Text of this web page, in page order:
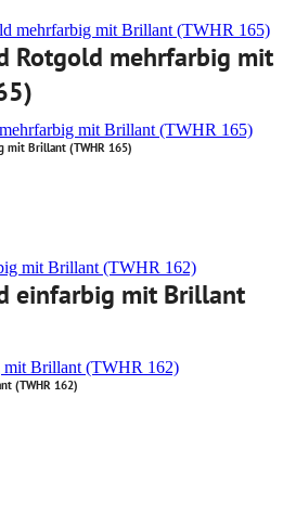
Rotgold mehrfarbig mit
mit Brillant (TWHR 165)
mit Brillant (TWHR 165)
einfarbig mit Brillant
mit Brillant (TWHR 162)
(TWHR 162)